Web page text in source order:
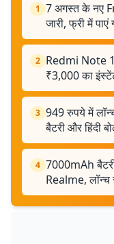
1 7 अगस्त के नए
जारी, फ्री में
2 Redmi Note
₹3,000 का
3 949 रुपये में
बैटरी और हिंदी
4 7000mAh
Realme, लॉन्च